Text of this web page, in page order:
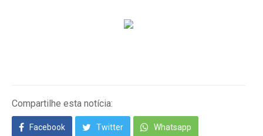
Compartilhe esta notícia:
Facebook Twitter Whatsapp